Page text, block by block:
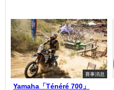
賽事消息
Yamaha「Ténéré 700」